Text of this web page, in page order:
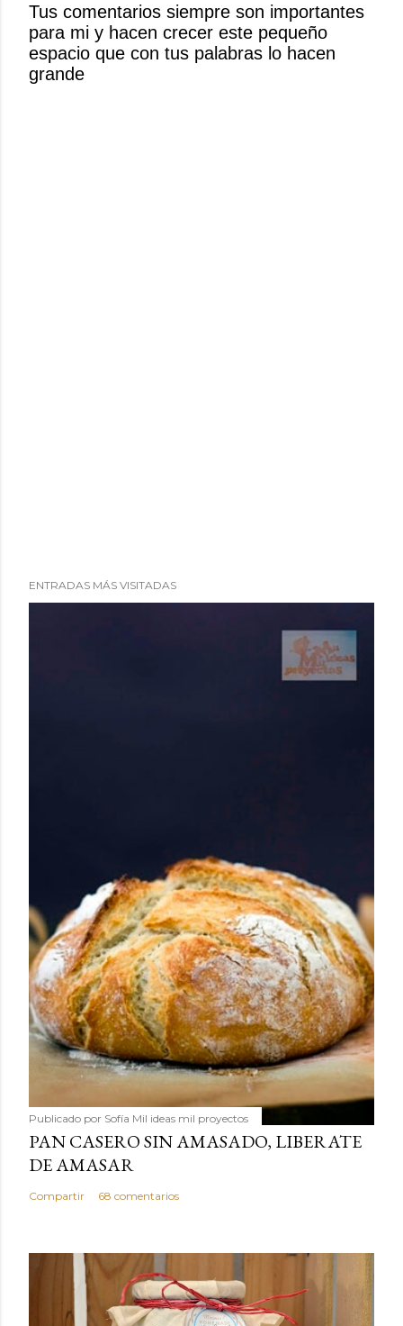
u
n
c
o
Tus comentarios siempre son importantes
para mi y hacen crecer este pequeño
espacio que con tus palabras lo hacen
grande
ENTRADAS MÁS VISITADAS
Publicado por Sofía Mil ideas mil proyectos
PAN CASERO SIN AMASADO, LIBERATE
DE AMASAR
Compartir 68 comentarios